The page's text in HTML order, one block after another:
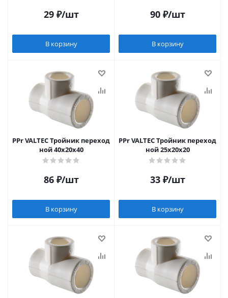
29₽/шт
В корзину
90₽/шт
В корзину
PPr VALTEC Тройник переход
ной 40х20х40
86₽/шт
В корзину
PPr VALTEC Тройник переход
ной 25х20х20
33₽/шт
В корзину